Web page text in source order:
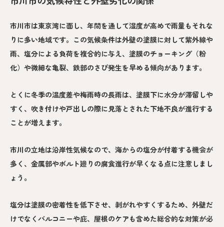
市川市は東京湾に面し、年間を通して湿度が高めで雨量もそれな
りに多い地域です。この気候条件は外壁の塗膜に対して紫外線や
雨、塩分による負荷を複合的に与え、塗膜のチョーキング（粉
化）や微細な亀裂、鉄部のさび発生を早める傾向があります。
とくに冬季の温度差や梅雨時の長雨は、塗膜下に水分が滞留しや
すく、吹き付けや戸出しの際に見落とされた下地不良が進行する
ことが増えます。
市川の立地は沿岸性気候なので、海からの塩分が付着する機会が
多く、金属部やボルト廻りの腐食進行が早くなる点に注意しまし
ょう。
塩分は塗膜の密着性を低下させ、剥がれやすくするため、外壁だ
けでなくバルコニーや庇、屋根のケアも含めた総合的な対策が必